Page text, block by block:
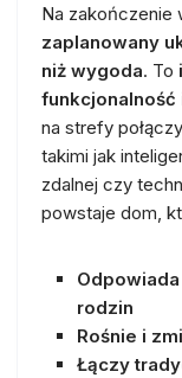
Na zakończenie
zaplanowany
niż wygoda. To
funkcjonalność
na strefy
takimi jak
zdalnej czy
powstaje dom,
rodzin
Rośnie i
Łączy